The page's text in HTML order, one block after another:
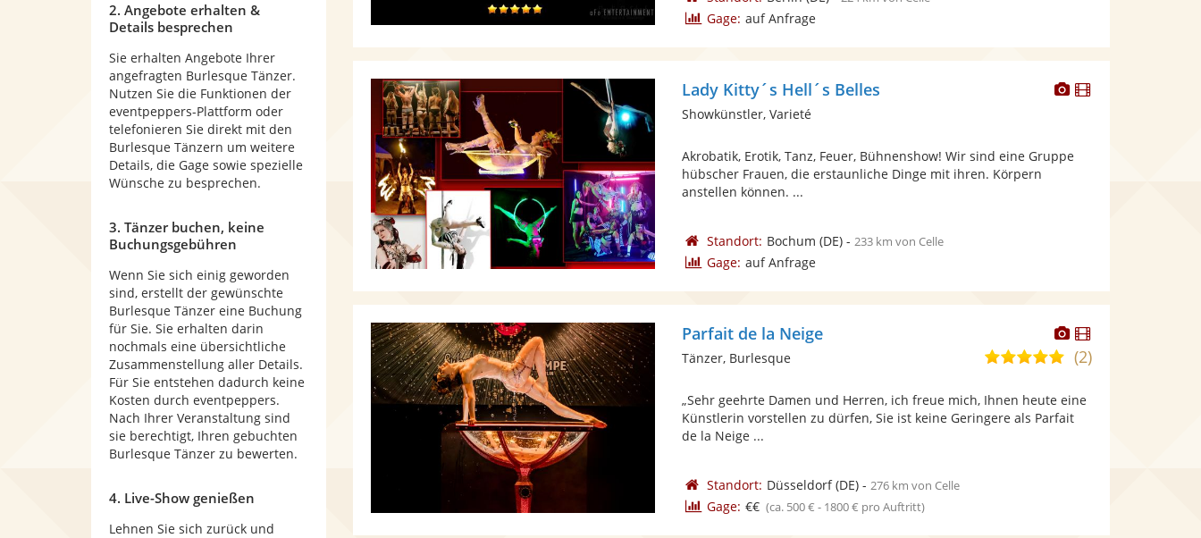
Gage: auf Anfrage
Dieser
bereit.
Dieser
Lady Kitty´s Hell´s Belles
Showkünstler, Varieté
Akrobatik, Erotik, Tanz, Feuer, Bühnenshow! Wir sind eine Gruppe
hübscher Frauen, die erstaunliche Dinge mit ihren. Körpern
anstellen können. ...
Standort: Bochum (DE)- 233 km von Celle
Gage: auf Anfrage
Dieser
Künstler
stellt
bereit.
Dieser
Künstler
Parfait de la Neige
5,0
5
Sternen
(2)
Tänzer, Burlesque
„Sehr geehrte Damen und Herren, ich freue mich, Ihnen heute eine
Künstlerin vorstellen zu dürfen, Sie ist keine Geringere als Parfait
de la Neige ...
Standort: Düsseldorf(DE)- 276 km von Celle
Gage: €€ (ca. 500 € - 1800 € pro Auftritt)
2. Angebote erhalten &
Details besprechen
Sie erhalten Angebote Ihrer
angefragten Burlesque Tänzer.
Nutzen Sie die Funktionen der
eventpeppers-Plattform oder
telefonieren Sie direkt mit den
Burlesque Tänzern um weitere
Details, die Gage sowie spezielle
Wünsche zu besprechen.
3. Tänzer buchen, keine
Buchungsgebühren
Wenn Sie sich einig geworden
sind, erstellt der gewünschte
Burlesque Tänzer eine Buchung
für Sie. Sie erhalten darin
nochmals eine übersichtliche
Zusammenstellung aller Details.
Für Sie entstehen dadurch keine
Kosten durch eventpeppers.
Nach Ihrer Veranstaltung sind
sie berechtigt, Ihren gebuchten
Burlesque Tänzer zu bewerten.
4. Live-Show genießen
Lehnen Sie sich zurück und